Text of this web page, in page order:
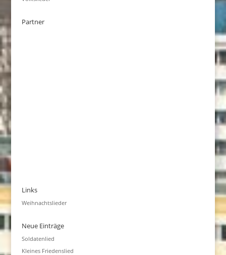
Partner
Links
Weihnachtslieder
Neue Einträge
Soldatenlied
Kleines Friedenslied